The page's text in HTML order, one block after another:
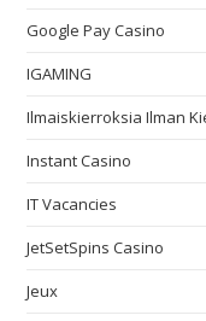
Google Pay Casino
IGAMING
Ilmaiskierroksia Ilman
Instant Casino
IT Vacancies
JetSetSpins Casino
Jeux